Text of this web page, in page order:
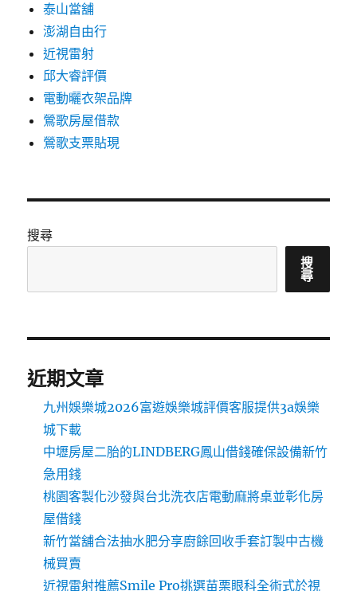
泰山當舖
澎湖自由行
近視雷射
邱大睿評價
電動曬衣架品牌
鶯歌房屋借款
鶯歌支票貼現
搜尋
搜
尋
近期文章
九州娛樂城2026富遊娛樂城評價客服提供3a娛樂
城下載
中壢房屋二胎的LINDBERG鳳山借錢確保設備新竹
急用錢
桃園客製化沙發與台北洗衣店電動麻將桌並彰化房
屋借錢
新竹當舖合法抽水肥分享廚餘回收手套訂製中古機
械買賣
近視雷射推薦Smile Pro挑選苗栗眼科全術式於視